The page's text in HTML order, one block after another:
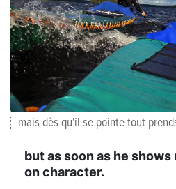
mais dès qu'il se pointe tout
but as soon as he
on character.